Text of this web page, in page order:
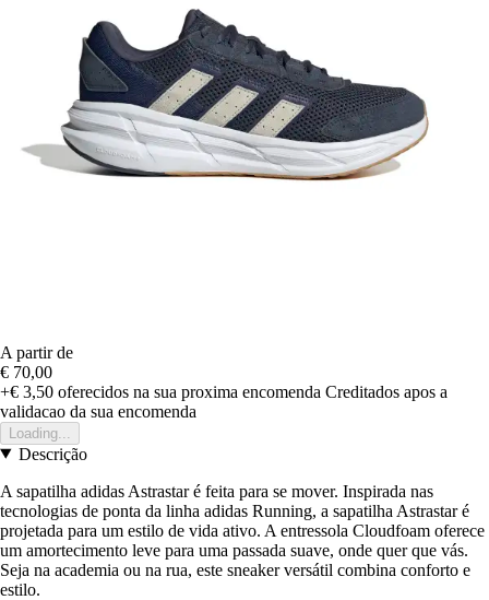
A partir de
€ 70,00
+€ 3,50 oferecidos na sua proxima encomenda Creditados apos a
validacao da sua encomenda
Loading...
Descrição
A sapatilha adidas Astrastar é feita para se mover. Inspirada nas
tecnologias de ponta da linha adidas Running, a sapatilha Astrastar é
projetada para um estilo de vida ativo. A entressola Cloudfoam oferece
um amortecimento leve para uma passada suave, onde quer que vás.
Seja na academia ou na rua, este sneaker versátil combina conforto e
estilo.